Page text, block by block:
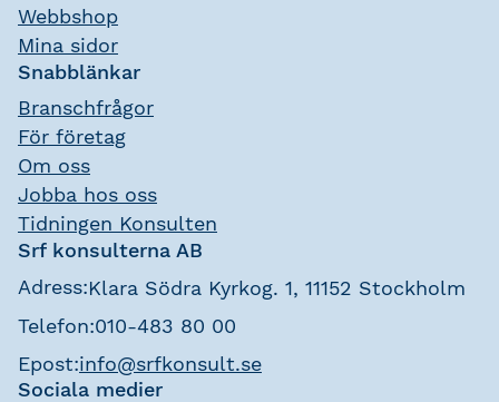
Webbshop
Mina sidor
Snabblänkar
Branschfrågor
För företag
Om oss
Jobba hos oss
Tidningen Konsulten
Srf konsulterna AB
Adress:Klara Södra Kyrkog. 1, 11152 Stockholm
Telefon:010-483 80 00
Epost:info@srfkonsult.se
Sociala medier